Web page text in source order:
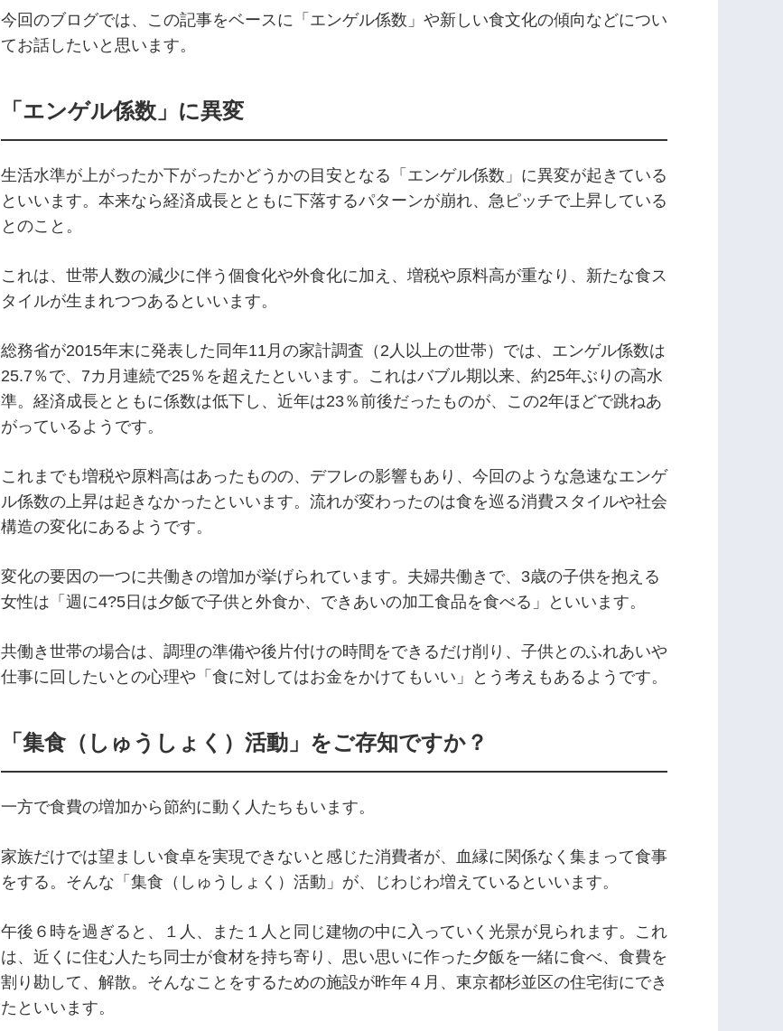
今回のブログでは、この記事をベースに「エンゲル係数」や新しい食文化の傾向などについ
てお話したいと思います。
「エンゲル係数」に異変
生活水準が上がったか下がったかどうかの目安となる「エンゲル係数」に異変が起きている
といいます。本来なら経済成長とともに下落するパターンが崩れ、急ピッチで上昇している
とのこと。
これは、世帯人数の減少に伴う個食化や外食化に加え、増税や原料高が重なり、新たな食ス
タイルが生まれつつあるといいます。
総務省が2015年末に発表した同年11月の家計調査（2人以上の世帯）では、エンゲル係数は
25.7％で、7カ月連続で25％を超えたといいます。これはバブル期以来、約25年ぶりの高水
準。経済成長とともに係数は低下し、近年は23％前後だったものが、この2年ほどで跳ねあ
がっているようです。
これまでも増税や原料高はあったものの、デフレの影響もあり、今回のような急速なエンゲ
ル係数の上昇は起きなかったといいます。流れが変わったのは食を巡る消費スタイルや社会
構造の変化にあるようです。
変化の要因の一つに共働きの増加が挙げられています。夫婦共働きで、3歳の子供を抱える
女性は「週に4?5日は夕飯で子供と外食か、できあいの加工食品を食べる」といいます。
共働き世帯の場合は、調理の準備や後片付けの時間をできるだけ削り、子供とのふれあいや
仕事に回したいとの心理や「食に対してはお金をかけてもいい」とう考えもあるようです。
「集食（しゅうしょく）活動」をご存知ですか？
一方で食費の増加から節約に動く人たちもいます。
家族だけでは望ましい食卓を実現できないと感じた消費者が、血縁に関係なく集まって食事
をする。そんな「集食（しゅうしょく）活動」が、じわじわ増えているといいます。
午後６時を過ぎると、１人、また１人と同じ建物の中に入っていく光景が見られます。これ
は、近くに住む人たち同士が食材を持ち寄り、思い思いに作った夕飯を一緒に食べ、食費を
割り勘して、解散。そんなことをするための施設が昨年４月、東京都杉並区の住宅街にでき
たといいます。